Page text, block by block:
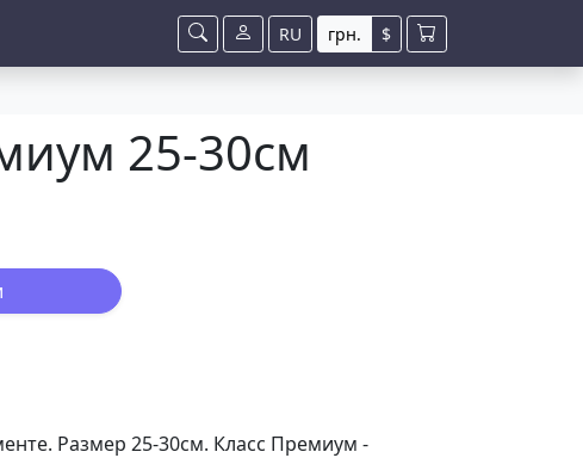
25-30см
Размер 25-30см. Класс Премиум -
RU грн. $